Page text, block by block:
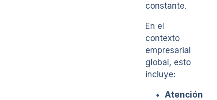
constante.
En el
contexto
empresarial
global, esto
incluye:
Atención